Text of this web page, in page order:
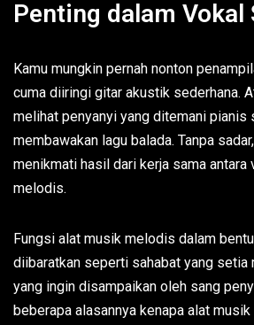
Penting dalam Vokal
Kamu mungkin pernah nonton
cuma diiringi gitar akustik sederhana.
melihat penyanyi yang ditemani pianis
membawakan lagu balada. Tanpa
menikmati hasil dari kerja sama antara
melodis.
Fungsi alat musik melodis dalam
diibaratkan seperti sahabat yang setia
yang ingin disampaikan oleh sang
beberapa alasannya kenapa alat